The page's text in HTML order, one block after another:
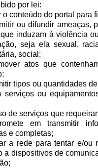
por lei:
conteúdo do portal para
ou difundir ameaças,
induzam à violência
seja ela sexual,
social;
atos que
tipos ou quantidades
serviços ou
de serviços que
em transmitir
e completas;
rede para tentar e/ou
a dispositivos de